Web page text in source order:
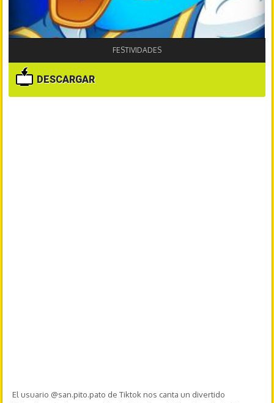
FESTIVIDADES
DESCARGAR
El usuario @san.pito.pato de Tiktok nos canta un divertido